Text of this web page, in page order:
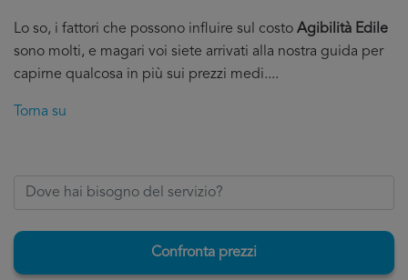
Lo so, i fattori che possono influire sul costo Agibilità Edile
sono molti, e magari voi siete arrivati alla nostra guida per
capirne qualcosa in più sui prezzi medi....
Torna su
Confronta prezzi